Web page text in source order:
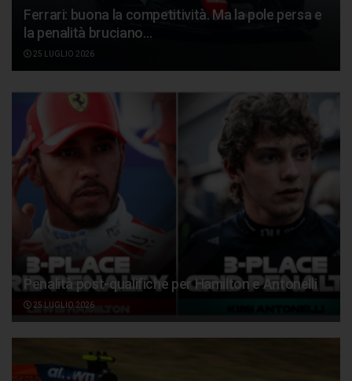
Ferrari: buona la competitività. Ma la pole persa e
la penalità bruciano…
25 LUGLIO 2026
Penalità post-qualifiche per Hamilton e Antonelli
25 LUGLIO 2026